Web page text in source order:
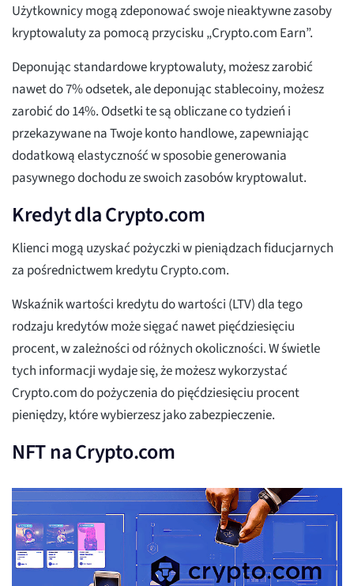
Użytkownicy mogą zdeponować swoje nieaktywne zasoby
kryptowaluty za pomocą przycisku „Crypto.com Earn”.
Deponując standardowe kryptowaluty, możesz zarobić
nawet do 7% odsetek, ale deponując stablecoiny, możesz
zarobić do 14%. Odsetki te są obliczane co tydzień i
przekazywane na Twoje konto handlowe, zapewniając
dodatkową elastyczność w sposobie generowania
pasywnego dochodu ze swoich zasobów kryptowalut.
Kredyt dla Crypto.com
Klienci mogą uzyskać pożyczki w pieniądzach fiducjarnych
za pośrednictwem kredytu Crypto.com.
Wskaźnik wartości kredytu do wartości (LTV) dla tego
rodzaju kredytów może sięgać nawet pięćdziesięciu
procent, w zależności od różnych okoliczności. W świetle
tych informacji wydaje się, że możesz wykorzystać
Crypto.com do pożyczenia do pięćdziesięciu procent
pieniędzy, które wybierzesz jako zabezpieczenie.
NFT na Crypto.com